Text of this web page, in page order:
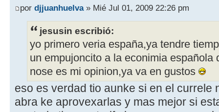
por djjuanhuelva» Mié Jul 01, 2009 22:26 pm
jesusin escribió:
yo primero veria españa,ya tendre
un empujoncito a la econimia española
nose es mi opinion,ya va en gustos
eso es verdad tio aunke si en el currele
abra ke aprovexarlas y mas mejor si